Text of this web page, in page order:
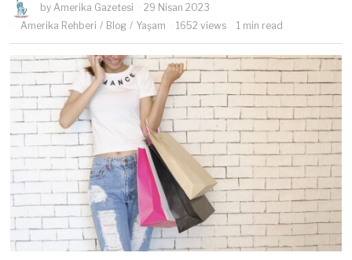
by Amerika Gazetesi
29 Nisan 2023
Amerika Rehberi / Blog / Yaşam 1652 views 1 min read